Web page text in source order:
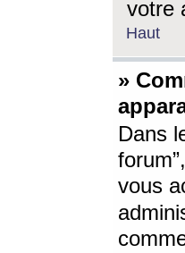
votre
Haut
»
Dans
vous